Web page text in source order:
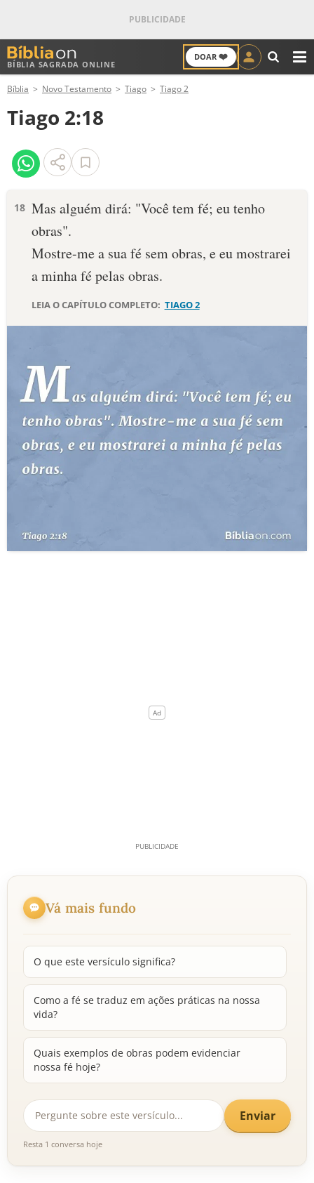
BÍBLIA SAGRADA ONLINE
DOAR ❤️
ANTIGO TESTAMENTO
NOVO TESTAMENTO
VERSÍCULOS
PALAVRA DO DIA
SALMO DO DIA
DEVOCIONAL DIÁRIO
ESTUDOS BÍBLICOS
ESBOÇOS DE PREGAÇÃO
TEMAS
PERGUNTE À BÍBLIA
QUEM SOMOS
Bíblia Novo Testamento Tiago Tiago 2
Tiago 2:18
18 Mas alguém dirá: "Você tem fé; eu tenho
obras".
Mostre-me a sua fé sem obras, e eu mostrarei
a minha fé pelas obras.
LEIA O CAPÍTULO COMPLETO: TIAGO 2
Vá mais fundo
O que este versículo significa?
Como a fé se traduz em ações práticas na nossa
vida?
Quais exemplos de obras podem evidenciar
nossa fé hoje?
Enviar
Resta 1 conversa hoje